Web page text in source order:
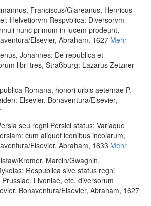
Franciscus/Glareanus, Henricus
: Helvetiorvm Respvblica: Diversorvm
nunc primum in lucem prodeunt,
Elsevier, Abraham, 1627 Mehr
Johannes: De republica et
libri tres, Straßburg: Lazarus Zetzner
Romana, honori urbis aeternae P.
Elsevier, Bonaventura/Elsevier,
seu regni Persici status: Variaque
cum aliquot iconibus incolarum,
Elsevier, Abraham, 1633 Mehr
/Kromer, Marcin/Gwagnin,
: Respublica sive status regni
Livoniae, etc. diversorum
Bonaventura/Elsevier, Abraham, 1627